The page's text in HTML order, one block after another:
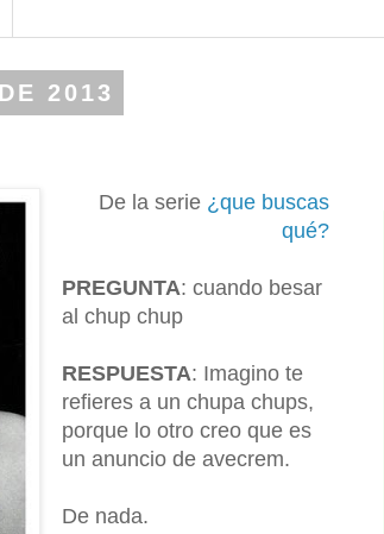
2013
De la serie ¿que buscas
qué?
PREGUNTA: cuando besar
al chup chup
RESPUESTA: Imagino te
refieres a un chupa chups,
porque lo otro creo que es
un anuncio de avecrem.
De nada.